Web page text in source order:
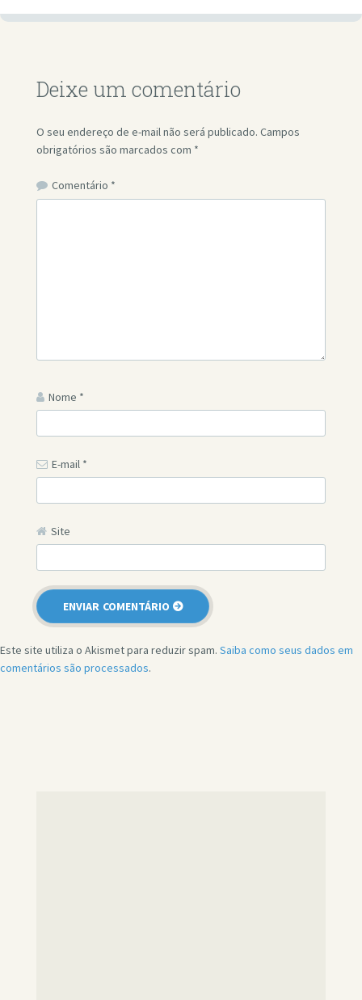
Deixe um comentário
O seu endereço de e-mail não será publicado. Campos
obrigatórios são marcados com *
Comentário *
Nome *
E-mail *
Site
Este site utiliza o Akismet para reduzir spam. Saiba como seus dados em
comentários são processados.